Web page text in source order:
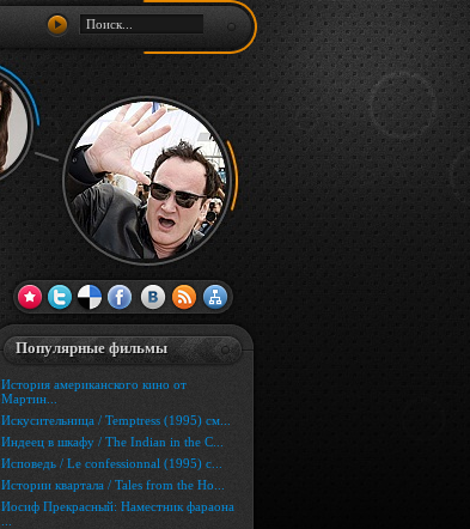
Популярные фильмы
История американского кино от
Мартин...
Искусительница / Temptress (1995) см...
Индеец в шкафу / The Indian in the C...
Исповедь / Le confessionnal (1995) с...
Истории квартала / Tales from the Ho...
Иосиф Прекрасный: Наместник фараона